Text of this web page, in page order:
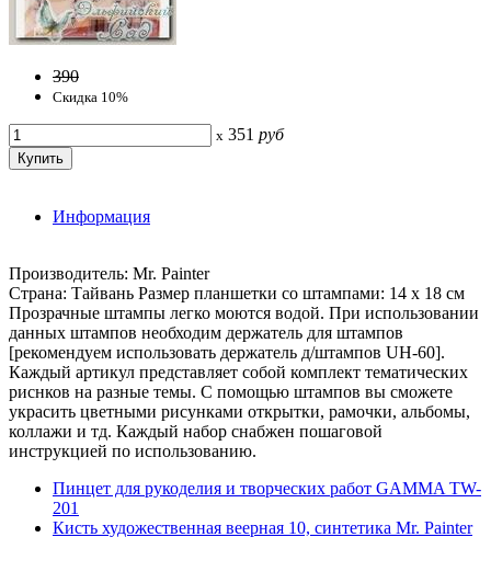
390
Скидка 10%
x 351 руб
Информация
Производитель: Mr. Painter
Страна: Тайвань Размер планшетки со штампами: 14 х 18 см
Прозрачные штампы легко моются водой. При использовании
данных штампов необходим держатель для штампов
[рекомендуем использовать держатель д/штампов UH-60].
Каждый артикул представляет собой комплект тематических
риснков на разные темы. С помощью штампов вы сможете
украсить цветными рисунками открытки, рамочки, альбомы,
коллажи и тд. Каждый набор снабжен пошаговой
инструкцией по использованию.
Пинцет для рукоделия и творческих работ GAMMA TW-
201
Кисть художественная веерная 10, синтетика Mr. Painter